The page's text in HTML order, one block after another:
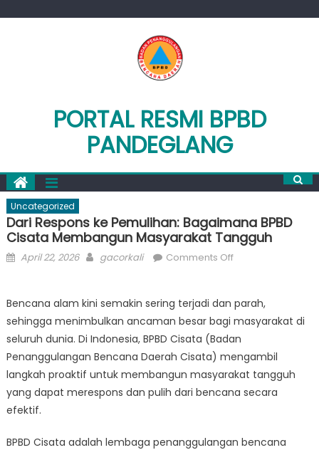
PORTAL RESMI BPBD
PANDEGLANG
Uncategorized
Dari Respons ke Pemulihan: Bagaimana BPBD
Cisata Membangun Masyarakat Tangguh
Posted
April 22, 2026 Author
gacorkali Comments Offon
ke
Pemulihan:
Bagaimana
BPBD
Cisata
Membangun
Bencana alam kini semakin sering terjadi dan parah,
sehingga menimbulkan ancaman besar bagi masyarakat di
seluruh dunia. Di Indonesia, BPBD Cisata (Badan
Penanggulangan Bencana Daerah Cisata) mengambil
langkah proaktif untuk membangun masyarakat tangguh
yang dapat merespons dan pulih dari bencana secara
efektif.
BPBD Cisata adalah lembaga penanggulangan bencana